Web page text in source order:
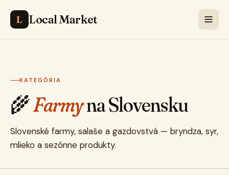
L Local Market
KATEGÓRIA
🌾Farmyna Slovensku
Slovenské farmy, salaše a gazdovstvá — bryndza, syr,
mlieko a sezónne produkty.